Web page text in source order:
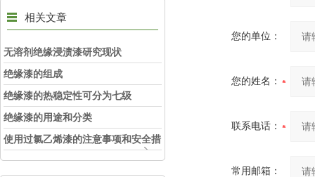
相关文章
无溶剂绝缘浸渍漆研究现状
绝缘漆的组成
绝缘漆的热稳定性可分为七级
绝缘漆的用途和分类
使用过氯乙烯漆的注意事项和安全措
施
您的单位：
您的姓名：
联系电话：
常用邮箱：